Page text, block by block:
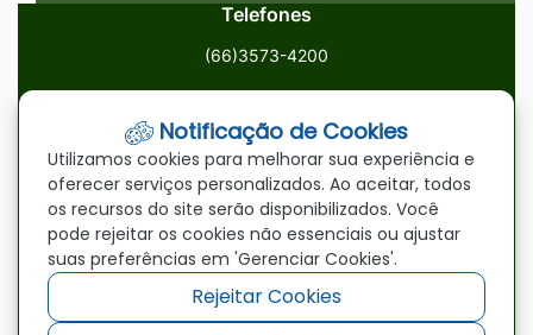
Telefones
(66)3573-4200
ouvidoria@paranatinga.mt.gov.br
Localização
Av. Brasil, 1900, Centro, Paranatinga/MT, 78870-000
Redes Sociais
Notificação de Cookies
Utilizamos cookies para melhorar sua experiência e
oferecer serviços personalizados. Ao aceitar, todos
os recursos do site serão disponibilizados. Você
pode rejeitar os cookies não essenciais ou ajustar
suas preferências em 'Gerenciar Cookies'.
Rejeitar Cookies